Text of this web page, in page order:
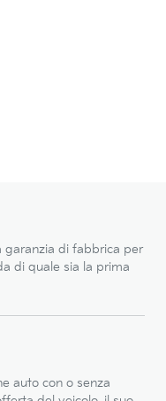
garanzia di fabbrica per
di quale sia la prima
auto con o senza